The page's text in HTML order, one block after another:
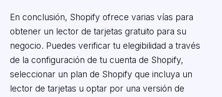
En conclusión, Shopify ofrece varias vías para
obtener un lector de tarjetas gratuito para su
negocio. Puedes verificar tu elegibilidad a través
de la configuración de tu cuenta de Shopify,
seleccionar un plan de Shopify que incluya un
lector de tarjetas u optar por una versión de